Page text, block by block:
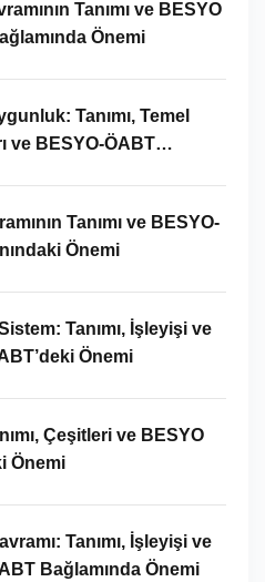
Tanımı ve BESYO
Önemi
Tanımı, Temel
ve BESYO-ÖABT
Tanımı ve BESYO-
Önemi
Tanımı, İşleyişi ve
Önemi
Çeşitleri ve BESYO
Önemi
Tanımı, İşleyişi ve
Bağlamında Önemi